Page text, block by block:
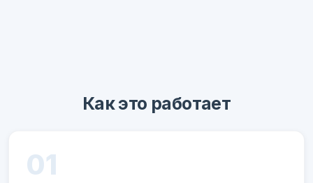
Как это работает
01